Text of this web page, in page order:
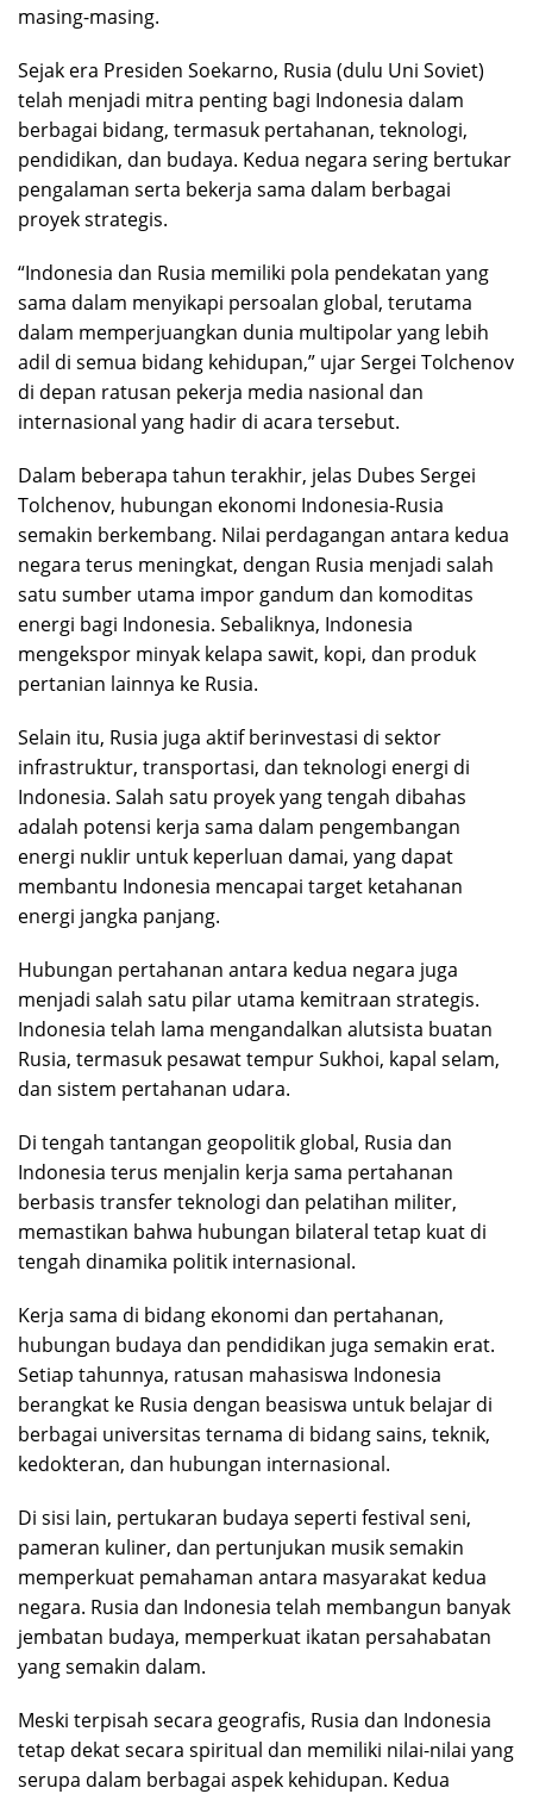
masing-masing.
Sejak era Presiden Soekarno, Rusia (dulu Uni Soviet)
telah menjadi mitra penting bagi Indonesia dalam
berbagai bidang, termasuk pertahanan, teknologi,
pendidikan, dan budaya. Kedua negara sering bertukar
pengalaman serta bekerja sama dalam berbagai
proyek strategis.
“Indonesia dan Rusia memiliki pola pendekatan yang
sama dalam menyikapi persoalan global, terutama
dalam memperjuangkan dunia multipolar yang lebih
adil di semua bidang kehidupan,” ujar Sergei Tolchenov
di depan ratusan pekerja media nasional dan
internasional yang hadir di acara tersebut.
Dalam beberapa tahun terakhir, jelas Dubes Sergei
Tolchenov, hubungan ekonomi Indonesia-Rusia
semakin berkembang. Nilai perdagangan antara kedua
negara terus meningkat, dengan Rusia menjadi salah
satu sumber utama impor gandum dan komoditas
energi bagi Indonesia. Sebaliknya, Indonesia
mengekspor minyak kelapa sawit, kopi, dan produk
pertanian lainnya ke Rusia.
Selain itu, Rusia juga aktif berinvestasi di sektor
infrastruktur, transportasi, dan teknologi energi di
Indonesia. Salah satu proyek yang tengah dibahas
adalah potensi kerja sama dalam pengembangan
energi nuklir untuk keperluan damai, yang dapat
membantu Indonesia mencapai target ketahanan
energi jangka panjang.
Hubungan pertahanan antara kedua negara juga
menjadi salah satu pilar utama kemitraan strategis.
Indonesia telah lama mengandalkan alutsista buatan
Rusia, termasuk pesawat tempur Sukhoi, kapal selam,
dan sistem pertahanan udara.
Di tengah tantangan geopolitik global, Rusia dan
Indonesia terus menjalin kerja sama pertahanan
berbasis transfer teknologi dan pelatihan militer,
memastikan bahwa hubungan bilateral tetap kuat di
tengah dinamika politik internasional.
Kerja sama di bidang ekonomi dan pertahanan,
hubungan budaya dan pendidikan juga semakin erat.
Setiap tahunnya, ratusan mahasiswa Indonesia
berangkat ke Rusia dengan beasiswa untuk belajar di
berbagai universitas ternama di bidang sains, teknik,
kedokteran, dan hubungan internasional.
Di sisi lain, pertukaran budaya seperti festival seni,
pameran kuliner, dan pertunjukan musik semakin
memperkuat pemahaman antara masyarakat kedua
negara. Rusia dan Indonesia telah membangun banyak
jembatan budaya, memperkuat ikatan persahabatan
yang semakin dalam.
Meski terpisah secara geografis, Rusia dan Indonesia
tetap dekat secara spiritual dan memiliki nilai-nilai yang
serupa dalam berbagai aspek kehidupan. Kedua